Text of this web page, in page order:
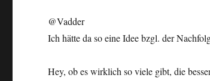
@Vadder
Ich hätte da so eine Idee bzgl. der
Hey, ob es wirklich so viele gibt, die